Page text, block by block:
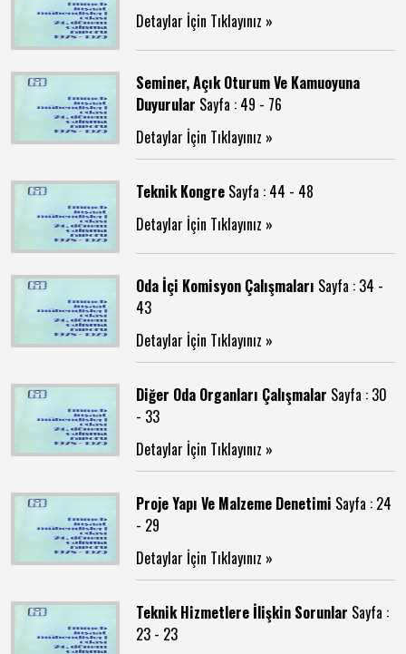
Detaylar İçin Tıklayınız »
Seminer, Açık Oturum Ve Kamuoyuna
Duyurular Sayfa : 49 - 76
Detaylar İçin Tıklayınız »
Teknik Kongre Sayfa : 44 - 48
Detaylar İçin Tıklayınız »
Oda İçi Komisyon Çalışmaları Sayfa : 34 -
43
Detaylar İçin Tıklayınız »
Diğer Oda Organları Çalışmalar Sayfa : 30
- 33
Detaylar İçin Tıklayınız »
Proje Yapı Ve Malzeme Denetimi Sayfa : 24
- 29
Detaylar İçin Tıklayınız »
Teknik Hizmetlere İlişkin Sorunlar Sayfa :
23 - 23